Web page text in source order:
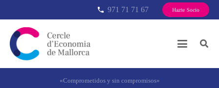
phone 971 71 71 67 Hazte Socio
«Comprometidos y sin compromisos»